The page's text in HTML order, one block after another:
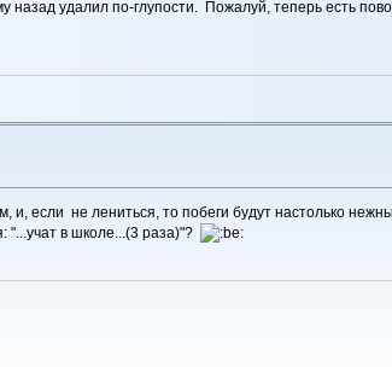
удалил по-глупости. Пожалуй, теперь есть
и, если не лениться, то побеги будут настолько
в школе...(3 раза)"?